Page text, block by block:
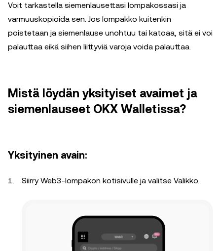
Voit tarkastella siemenlausettasi lompakossasi ja
varmuuskopioida sen. Jos lompakko kuitenkin
poistetaan ja siemenlause unohtuu tai katoaa, sitä ei voi
palauttaa eikä siihen liittyviä varoja voida palauttaa.
Mistä löydän yksityiset avaimet ja
siemenlauseet OKX Walletissa?
Yksityinen avain:
Siirry Web3-lompakon kotisivulle ja valitse Valikko.